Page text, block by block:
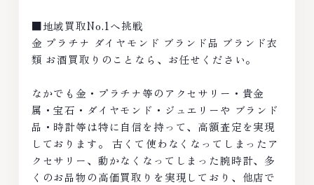
■地域買取No.1へ挑戦
金 プラチナ ダイヤモンド ブランド品 ブランド衣
類 お酒買取りのことなら、お任せください。
なかでも金・プラチナ等のアクセサリー・貴金
属・宝石・ダイヤモンド・ジュエリーや ブランド
品・時計等は特に自信を持って、高額査定を実現
しております。 古くて使わなくなってしまったア
クセサリー、動かなくなってしまった腕時計、多
くのお品物の高価買取りを実現しており、他店で